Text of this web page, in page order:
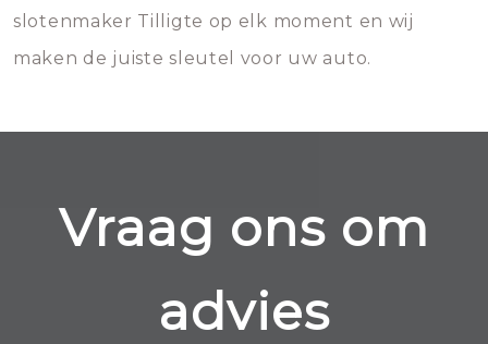
slotenmaker Tilligte op elk moment en wij
maken de juiste sleutel voor uw auto.
Vraag ons om
advies